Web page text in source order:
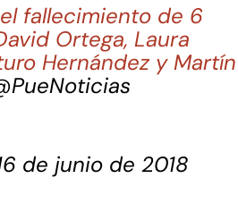
fallecimiento de 6
Ortega, Laura
Hernández y Martín
de junio de 2018